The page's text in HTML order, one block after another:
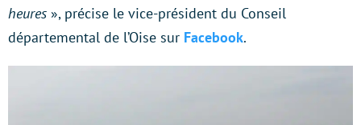
heures », précise le vice-président du Conseil
départemental de l’Oise sur Facebook.